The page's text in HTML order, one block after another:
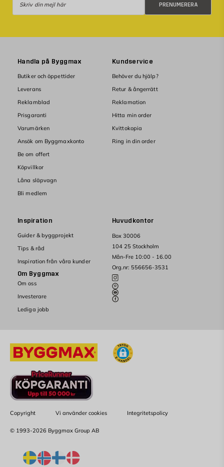
PRENUMERERA
Huvudkontor
Box 30006
104 25 Stockholm
Mån-Fre 10:00 - 16.00
Org.nr: 556656-3531
Handla på Byggmax
Butiker och öppettider
Leverans
Reklamblad
Prisgaranti
Varumärken
Ansök om Byggmaxkonto
Be om offert
Köpvillkor
Låna släpvagn
Bli medlem
Kundservice
Behöver du hjälp?
Retur & ångerrätt
Reklamation
Hitta min order
Kvittokopia
Ring in din order
Inspiration
Guider & byggprojekt
Tips & råd
Inspiration från våra kunder
Om Byggmax
Om oss
Investerare
Lediga jobb
Copyright Vi använder cookies Integritetspolicy
© 1993-2026 Byggmax Group AB